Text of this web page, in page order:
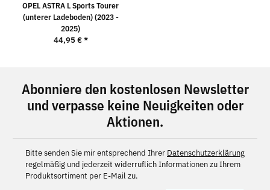
OPEL ASTRA L Sports Tourer
(unterer Ladeboden) (2023 -
2025)
44,95 €*
Abonniere den kostenlosen Newsletter
und verpasse keine Neuigkeiten oder
Aktionen.
Bitte senden Sie mir entsprechend Ihrer Datenschutzerklärung
regelmäßig und jederzeit widerruflich Informationen zu Ihrem
Produktsortiment per E-Mail zu.